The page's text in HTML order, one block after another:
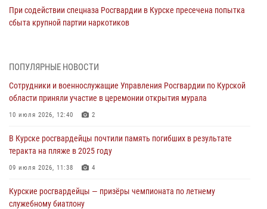
При содействии спецназа Росгвардии в Курске пресечена попытка
сбыта крупной партии наркотиков
За прошедшую неделю росгвардейцы Курской области проверили
04 августа 2026, 07:00
В Курской области росгвардейцы за прошедшую неделю совершили
03 августа 2026, 09:46
За прошедшую неделю росгвардейцы Курской области проверили
30 июля 2026, 07:00
ПОПУЛЯРНЫЕ НОВОСТИ
Сотрудники и военнослужащие Управления Росгвардии по Курской
области приняли участие в церемонии открытия мурала
10 июля 2026, 12:40 2
В Курске росгвардейцы почтили память погибших в результате
теракта на пляже в 2025 году
09 июля 2026, 11:38 4
Курские росгвардейцы — призёры чемпионата по летнему
служебному биатлону